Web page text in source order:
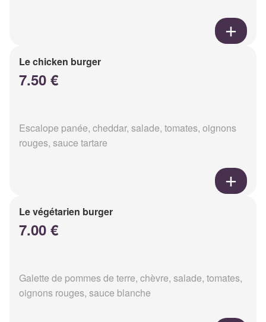
Le chicken burger
7.50 €
Escalope panée, cheddar, salade, tomates, oignons
rouges, sauce tartare
Le végétarien burger
7.00 €
Galette de pommes de terre, chèvre, salade, tomates,
oignons rouges, sauce blanche